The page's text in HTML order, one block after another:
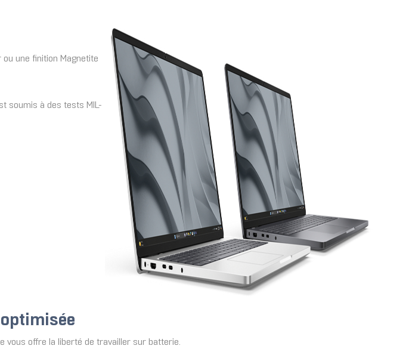
une finition Magnetite
soumis à des tests MIL-
vous offre la liberté de travailler sur batterie.